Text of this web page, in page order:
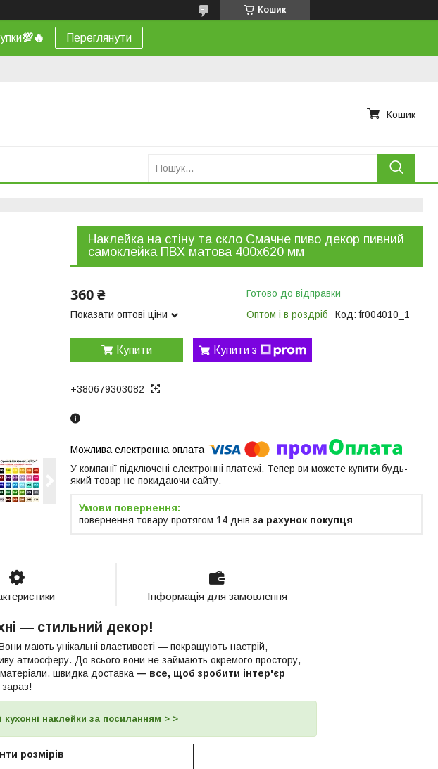
Кошик
💯🔥 Переглянути
Кошик
Наклейка на стіну та скло Смачне пиво декор пивний
самоклейка ПВХ матова 400х620 мм
360 ₴
Показати оптові ціни
Готово до відправки
Оптом і в роздріб
Код:fr004010_1
Купити Купити з
+380679303082
У компанії підключені електронні платежі. Тепер ви можете купити будь-
який товар не покидаючи сайту.
повернення товару протягом 14 днів за рахунок покупця
Інформація для замовлення
— стильний декор!
мають унікальні властивості — покращують настрій,
атмосферу. До всього вони не займають окремого простору,
швидка доставка— все, щоб зробити інтер'єр
кухонні наклейки за посиланням > >
розмірів